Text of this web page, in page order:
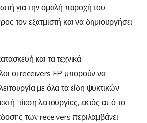
για την ομαλή παροχή του
τον εξατμιστή και να δημιουργήσει
και τα τεχνικά
οι receivers FP μπορούν να
με όλα τα είδη ψυκτικών
πίεση λειτουργίας, εκτός από το
των receivers περιλαμβάνει